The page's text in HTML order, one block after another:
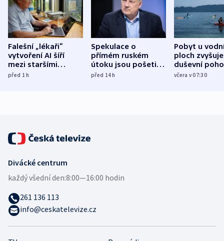
Falešní „lékaři“
vytvoření AI šíří
mezi staršími
Poláky nebezpečné
před 1h
Spekulace o
přímém ruském
útoku jsou pošetilé,
míní estonský
před 14h
Pobyt u
ploch zvyšuje
duševní
ukázala
včera v 07:30
Divácké centrum
každý všední den:8:00—16:00 hodin
261 136 113
info@ceskatelevize.cz